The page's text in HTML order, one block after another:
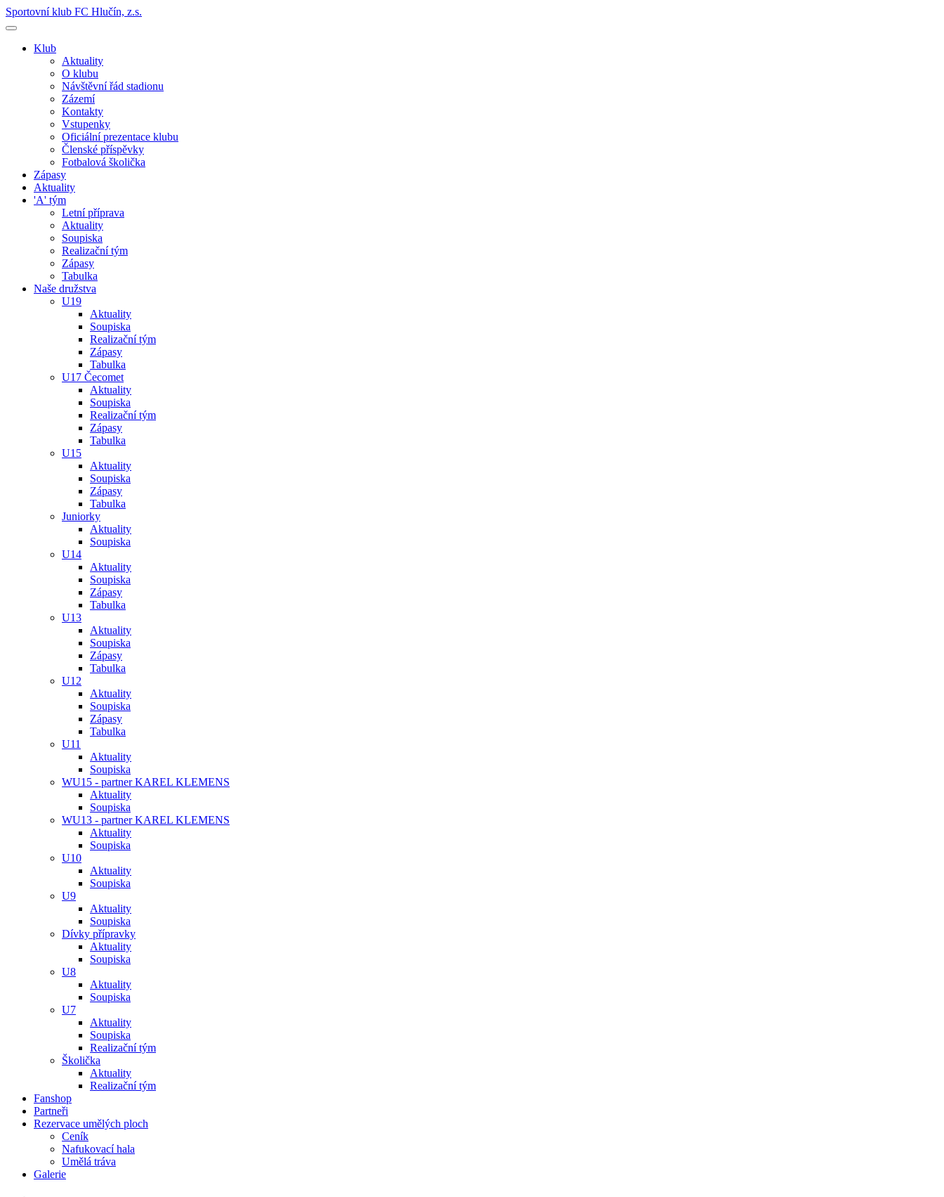
Sportovní klub FC Hlučín, z.s.
Klub
Aktuality
O klubu
Návštěvní řád stadionu
Zázemí
Kontakty
Vstupenky
Oficiální prezentace klubu
Členské příspěvky
Fotbalová školička
Zápasy
Aktuality
'A' tým
Letní příprava
Aktuality
Soupiska
Realizační tým
Zápasy
Tabulka
Naše družstva
U19
Aktuality
Soupiska
Realizační tým
Zápasy
Tabulka
U17 Čecomet
Aktuality
Soupiska
Realizační tým
Zápasy
Tabulka
U15
Aktuality
Soupiska
Zápasy
Tabulka
Juniorky
Aktuality
Soupiska
U14
Aktuality
Soupiska
Zápasy
Tabulka
U13
Aktuality
Soupiska
Zápasy
Tabulka
U12
Aktuality
Soupiska
Zápasy
Tabulka
U11
Aktuality
Soupiska
WU15 - partner KAREL KLEMENS
Aktuality
Soupiska
WU13 - partner KAREL KLEMENS
Aktuality
Soupiska
U10
Aktuality
Soupiska
U9
Aktuality
Soupiska
Dívky přípravky
Aktuality
Soupiska
U8
Aktuality
Soupiska
U7
Aktuality
Soupiska
Realizační tým
Školička
Aktuality
Realizační tým
Fanshop
Partneři
Rezervace umělých ploch
Ceník
Nafukovací hala
Umělá tráva
Galerie